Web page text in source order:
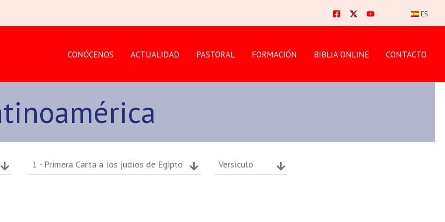
ES
CONÓCENOS ACTUALIDAD PASTORAL FORMACIÓN BIBLIA ONLINE CONTACTO
1 - Primera Carta a los judíos de Egipto Versículo